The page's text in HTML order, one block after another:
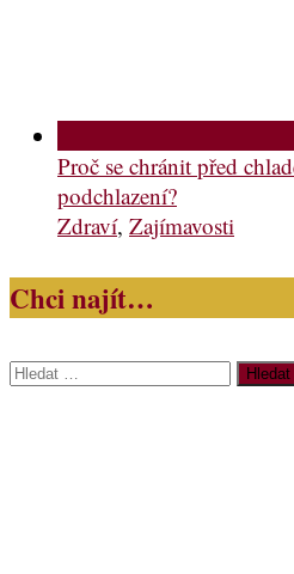
Proč se chránit před
podchlazení?
Zdraví, Zajímavosti
Chci najít…
Vyhledávání